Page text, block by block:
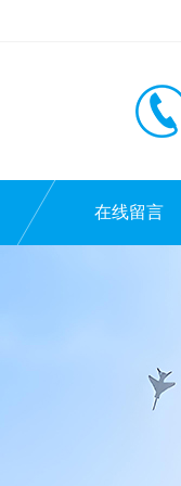
在线留言